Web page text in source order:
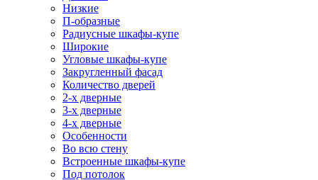
Низкие
П-образные
Радиусные шкафы-купе
Широкие
Угловые шкафы-купе
Закругленный фасад
Количество дверей
2-х дверные
3-х дверные
4-х дверные
Особенности
Во всю стену
Встроенные шкафы-купе
Под потолок